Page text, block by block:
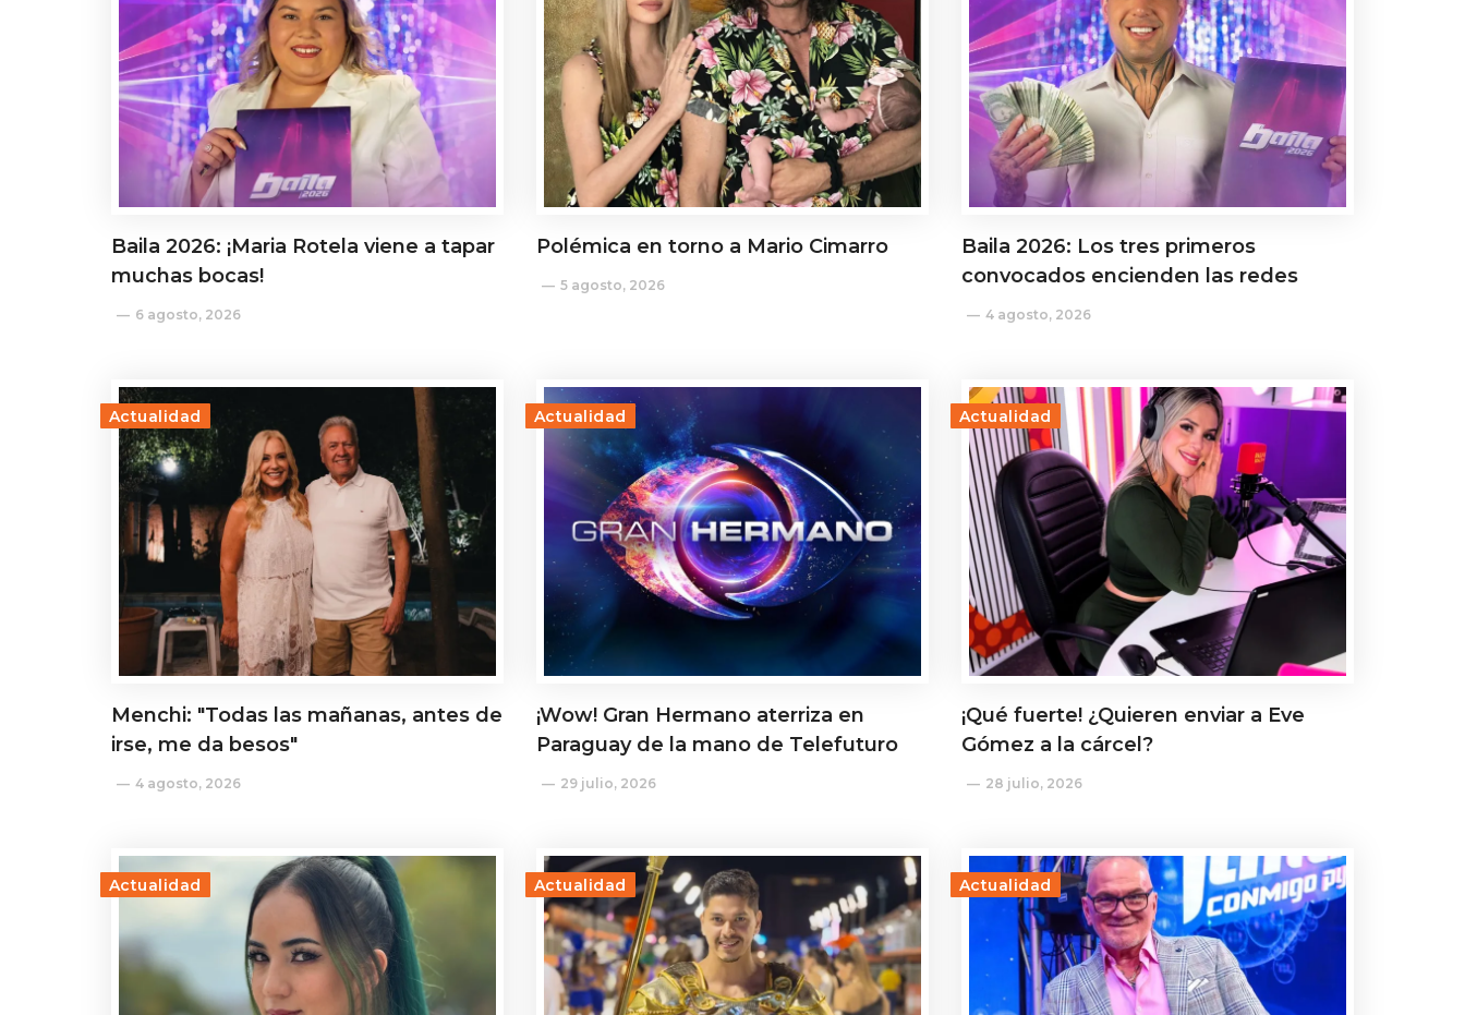
Baila 2026: ¡Maria Rotela viene a tapar
muchas bocas!
6 agosto, 2026
Polémica en torno a Mario Cimarro
5 agosto, 2026
Baila 2026: Los tres primeros
convocados encienden las redes
4 agosto, 2026
Actualidad
Menchi: "Todas las mañanas, antes de
irse, me da besos"
4 agosto, 2026
Actualidad
¡Wow! Gran Hermano aterriza en
Paraguay de la mano de Telefuturo
29 julio, 2026
Actualidad
¡Qué fuerte! ¿Quieren enviar a Eve
Gómez a la cárcel?
28 julio, 2026
Actualidad Actualidad Actualidad